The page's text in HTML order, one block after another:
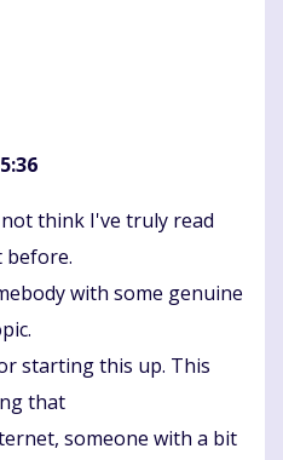
think I've truly read
before.
with some genuine
starting this up. This
that
someone with a bit